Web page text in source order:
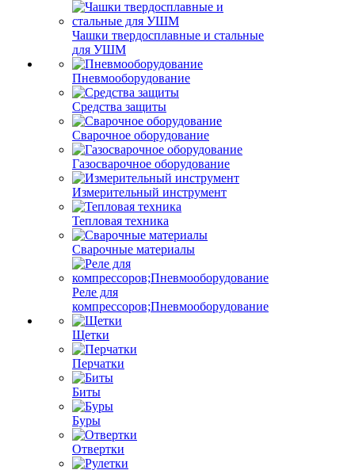
Чашки твердосплавные и стальные
для УШМ
Пневмооборудование
Средства защиты
Сварочное оборудование
Газосварочное оборудование
Измерительный инструмент
Тепловая техника
Сварочные материалы
Реле для
компрессоров;Пневмооборудование
Щетки
Перчатки
Биты
Буры
Отвертки